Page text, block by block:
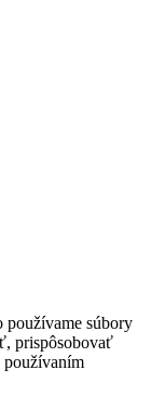
používame súbory
prispôsobovať
používaním